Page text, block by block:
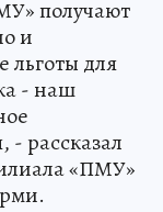
получают
и
льготы для
- наш
- рассказал
«ПМУ»